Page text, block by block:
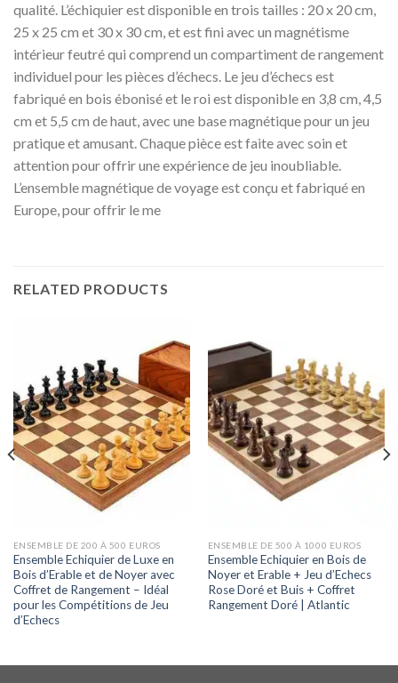
qualité. L’échiquier est disponible en trois tailles : 20 x 20 cm,
25 x 25 cm et 30 x 30 cm, et est fini avec un magnétisme
intérieur feutré qui comprend un compartiment de rangement
individuel pour les pièces d’échecs. Le jeu d’échecs est
fabriqué en bois ébonisé et le roi est disponible en 3,8 cm, 4,5
cm et 5,5 cm de haut, avec une base magnétique pour un jeu
pratique et amusant. Chaque pièce est faite avec soin et
attention pour offrir une expérience de jeu inoubliable.
L’ensemble magnétique de voyage est conçu et fabriqué en
Europe, pour offrir le me
RELATED PRODUCTS
ENSEMBLE DE 200 À 500 EUROS
Ensemble Echiquier de Luxe en
Bois d’Erable et de Noyer avec
Coffret de Rangement – Idéal
pour les Compétitions de Jeu
d’Echecs
ENSEMBLE DE 500 À 1000 EUROS
Ensemble Echiquier en Bois de
Noyer et Erable + Jeu d’Echecs
Rose Doré et Buis + Coffret
Rangement Doré | Atlantic